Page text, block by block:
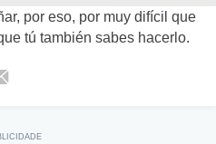
por eso, por muy difícil que
tú también sabes hacerlo.